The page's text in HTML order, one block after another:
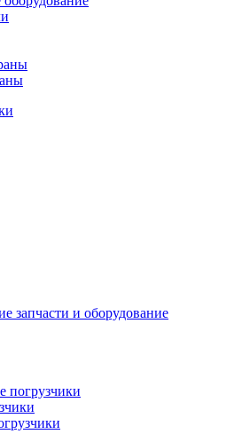
погрузчики